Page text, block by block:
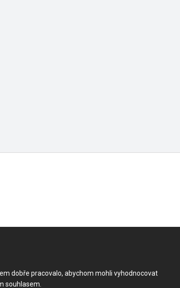
dobře pracovalo, abychom mohli vyhodnocovat
souhlasem.